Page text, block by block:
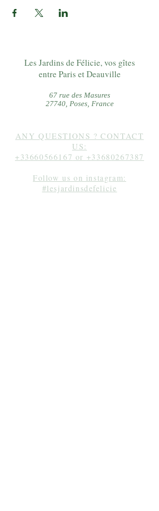
Les Jardins de Félicie, vos gîtes
entre Paris et Deauville
67 rue des Masures
27740, Poses, France
ANY QUESTIONS ? CONTACT
US:
+33660566167 or +33680267387
Follow us on instagram:
#lesjardinsdefelicie